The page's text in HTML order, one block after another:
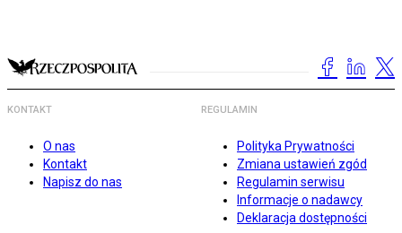
KONTAKT
O nas
Kontakt
Napisz do nas
REGULAMIN
Polityka Prywatności
Zmiana ustawień zgód
Regulamin serwisu
Informacje o nadawcy
Deklaracja dostępności